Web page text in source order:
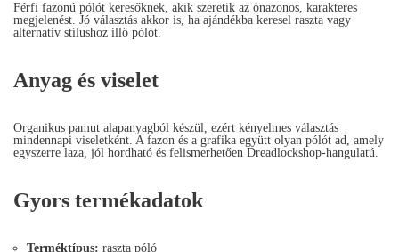
Férfi fazonú pólót keresőknek, akik szeretik az önazonos, karakteres
megjelenést. Jó választás akkor is, ha ajándékba keresel raszta vagy
alternatív stílushoz illő pólót.
Anyag és viselet
Organikus pamut alapanyagból készül, ezért kényelmes választás
mindennapi viseletként. A fazon és a grafika együtt olyan pólót ad, amely
egyszerre laza, jól hordható és felismerhetően Dreadlockshop-hangulatú.
Gyors termékadatok
Terméktípus: raszta póló